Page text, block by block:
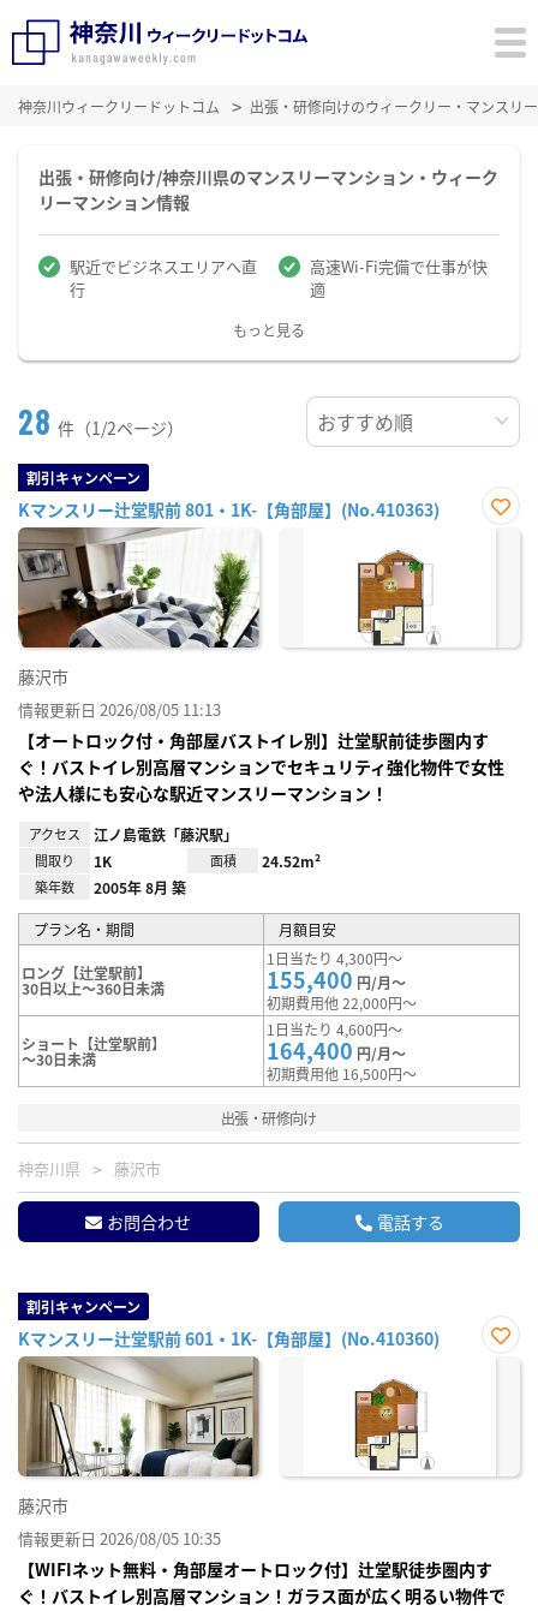
神奈川ウィークリードットコム 出張・研修向けのウィークリー・マンスリ
出張・研修向け/神奈川県のマンスリーマンション・ウィーク
リーマンション情報
駅近でビジネスエリアへ直
行
高速Wi-Fi完備で仕事が快
適
もっと見る
28 件（1/2ページ）
割引キャンペーン
Kマンスリー辻堂駅前 801・1K-【角部屋】(No.410363)
お気
藤沢市
情報更新日 2026/08/05 11:13
【オートロック付・角部屋バストイレ別】辻堂駅前徒歩圏内す
ぐ！バストイレ別高層マンションでセキュリティ強化物件で女性
や法人様にも安心な駅近マンスリーマンション！
アクセス 江ノ島電鉄「藤沢駅」
間取り 1K 面積 24.52m²
築年数 2005年 8月 築
プラン名・期間 月額目安
ロング【辻堂駅前】
30日以上～360日未満
1日当たり 4,300円～
155,400 円/月～
初期費用他 22,000円～
ショート【辻堂駅前】
～30日未満
1日当たり 4,600円～
164,400 円/月～
初期費用他 16,500円～
出張・研修向け
神奈川県 藤沢市
お問合わせ 電話する
割引キャンペーン
Kマンスリー辻堂駅前 601・1K-【角部屋】(No.410360)
お気
藤沢市
情報更新日 2026/08/05 10:35
【WIFIネット無料・角部屋オートロック付】辻堂駅徒歩圏内す
ぐ！バストイレ別高層マンション！ガラス面が広く明るい物件で